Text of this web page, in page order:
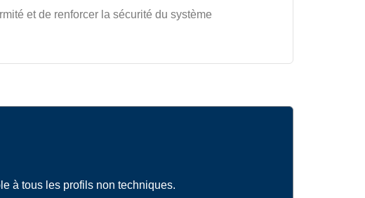
et de renforcer la sécurité du système
à tous les profils non techniques.